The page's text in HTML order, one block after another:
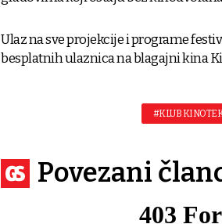
Ulaz na sve projekcije i programe
besplatnih ulaznica na blagajni kina
#KLUB
Povezani